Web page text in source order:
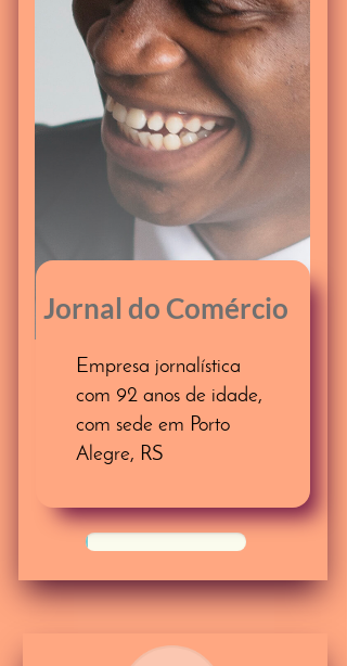
Empresa jornalística
com 92 anos de idade,
com sede em Porto
Alegre, RS
Jornal do Comércio